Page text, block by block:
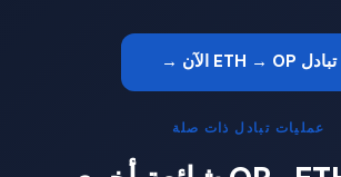
تبادل ETH → OP الآن →
عمليات تبادل ذات صلة